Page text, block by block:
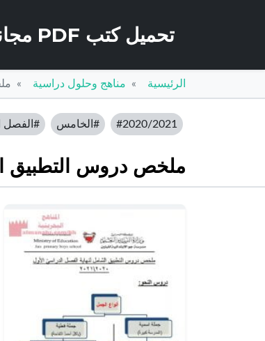
تحميل كتب PDF مجانا – كتب كو
الرئيسية مناهج وحلول دراسية
#2020/2021 #الخامس #الفصل
ملخص دروس التطبيق